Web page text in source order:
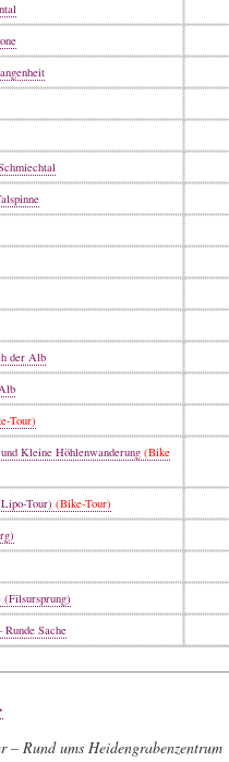
der Alb
Tour)
Kleine Höhlenwanderung (Bike
Tour) (Bike-Tour)
(Filsursprung)
Sache
– Rund ums Heidengrabenzentrum